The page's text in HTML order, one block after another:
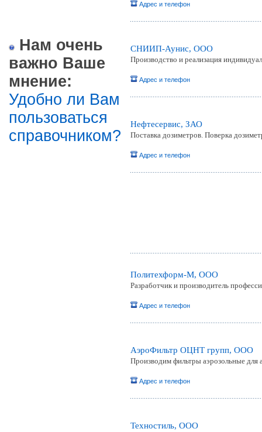
Нам очень
важно Ваше
мнение:
Удобно ли Вам
пользоваться
справочником?
Адрес и телефон
СНИИП-Аунис, ООО
Производство и реализация
Адрес и телефон
Нефтесервис, ЗАО
Поставка дозиметров. Поверка
Адрес и телефон
Политехформ-М, ООО
Разработчик и производитель
Адрес и телефон
АэроФильтр ОЦНТ групп, ООО
Производим фильтры аэрозольные
Адрес и телефон
Техностиль, ООО